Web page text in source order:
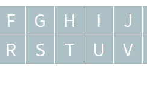
F G H I J
R S T U V